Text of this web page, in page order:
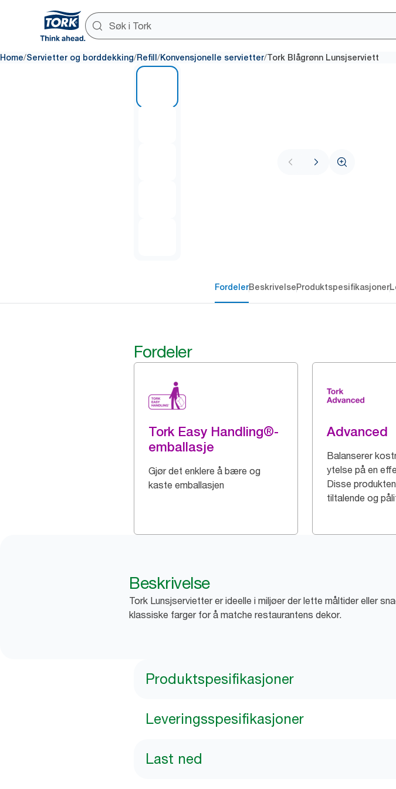
Home/Servietter og borddekking/Refill /Konvensjonelle servietter/Tork Blågrønn Lunsjserviett
FordelerBeskrivelseProduktspesifikasjoner
Fordeler
Tork Easy Handling®-
emballasje
Gjør det enklere å bære og
kaste emballasjen
Advanced
Balanserer
ytelse på en
Disse
tiltalende og
Beskrivelse
Tork Lunsjservietter er ideelle i miljøer der lette måltider eller
klassiske farger for å matche restaurantens dekor.
Produktspesifikasjoner
Leveringsspesifikasjoner
Last ned